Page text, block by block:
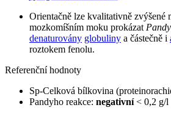
Orientačně lze kvalitativně
mozkomíšním moku prokázat
denaturovány globuliny a částečně i
roztokem fenolu.
Referenční hodnoty
Sp-Celková bílkovina
Pandyho reakce: negativní< 0,2 g/l